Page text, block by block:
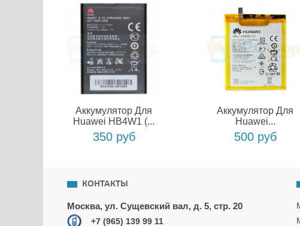
Аккумулятор Для
Huawei HB4W1 (...
350 руб
Аккумулятор Для
Huawei...
500 руб
КОНТАКТЫ
Москва, ул. Сущевский вал, д. 5, стр. 20
+7 (965) 139 99 11